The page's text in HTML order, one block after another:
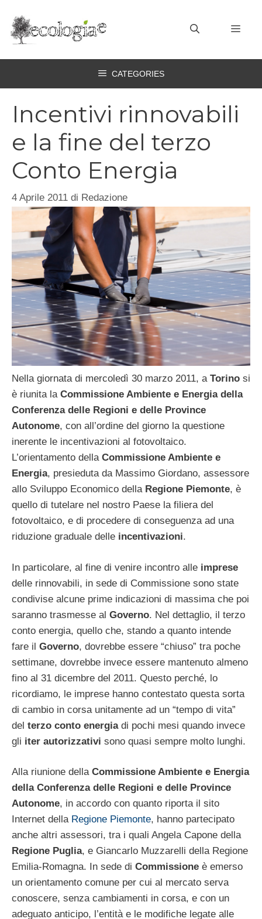
contenuto
CATEGORIES
Incentivi rinnovabili
e la fine del terzo
Conto Energia
4 Aprile 2011 di Redazione
Nella giornata di mercoledì 30 marzo 2011, aTorino si
è riunita la Commissione Ambiente e Energia della
Conferenza delle Regioni e delle Province
Autonome, con all’ordine del giorno la questione
inerente le incentivazioni al fotovoltaico.
L’orientamento della Commissione Ambiente e
Energia, presieduta da Massimo Giordano, assessore
allo Sviluppo Economico della Regione Piemonte, è
quello di tutelare nel nostro Paese la filiera del
fotovoltaico, e di procedere di conseguenza ad una
riduzione graduale delle incentivazioni.
In particolare, al fine di venire incontro alle imprese
delle rinnovabili, in sede di Commissione sono state
condivise alcune prime indicazioni di massima che poi
saranno trasmesse al Governo. Nel dettaglio, il terzo
conto energia, quello che, stando a quanto intende
fare il Governo, dovrebbe essere “chiuso” tra poche
settimane, dovrebbe invece essere mantenuto almeno
fino al 31 dicembre del 2011. Questo perché, lo
ricordiamo, le imprese hanno contestato questa sorta
di cambio in corsa unitamente ad un “tempo di vita”
del terzo conto energia di pochi mesi quando invece
gli iter autorizzativi sono quasi sempre molto lunghi.
Alla riunione della Commissione Ambiente e Energia
della Conferenza delle Regioni e delle Province
Autonome, in accordo con quanto riporta il sito
Internet della Regione Piemonte, hanno partecipato
anche altri assessori, tra i quali Angela Capone della
Regione Puglia, e Giancarlo Muzzarelli della Regione
Emilia-Romagna. In sede di Commissione è emerso
un orientamento comune per cui al mercato serva
conoscere, senza cambiamenti in corsa, e con un
adeguato anticipo, l’entità e le modifiche legate alle